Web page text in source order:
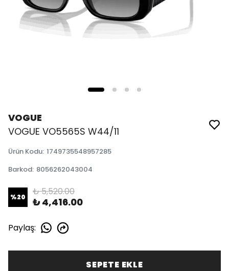
VOGUE
VOGUE VO5565S W44/11
Ürün Kodu: 1749735548957285
Barkod: 8056262043004
%20 ₺ 5,520.00
₺ 4,416.00
Paylaş:
SEPETE EKLE